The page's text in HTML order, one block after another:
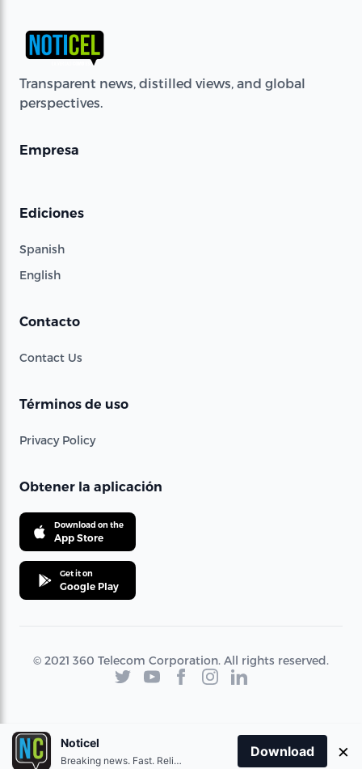
Transparent news, distilled views, and global
perspectives.
Empresa
Ediciones
Spanish
English
Contacto
Contact Us
Términos de uso
Privacy Policy
Obtener la aplicación
Download on the
App Store
Get it on
Google Play
© 2021 360 Telecom Corporation. All rights reserved.
Noticel
Breaking news. Fast. Reliable.
Download ×